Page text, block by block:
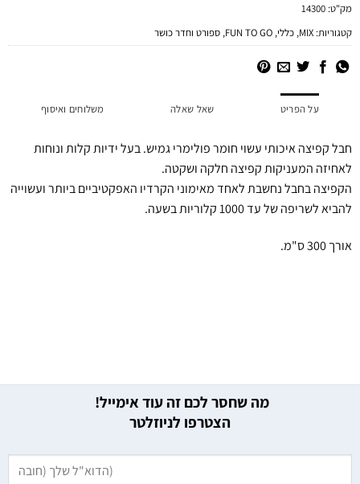
מק"ט:14300
קטגוריות:MIX
,כללי,
FUN TO GO
,ספורט וחדר כושר
על הפריט שאל שאלה משלוחים ואיסוף
חבל קפיצה איכותי עשוי חומר פולימרי גמיש. בעל ידיות קלות ונוחות
לאחיזה המעניקות קפיצה חלקה ושקטה.
הקפיצה בחבל נחשבת לאחד מאימוני הקרדיו האפקטיביים ביותר ועשוייה
להביא לשריפה של עד 1000 קלוריות בשעה.
אורך 300 ס"מ.
מה שחסר לכם זה עוד אימייל!
הצטרפו לניוזלטר